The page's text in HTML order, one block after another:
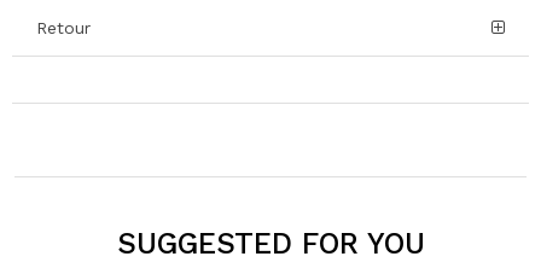
Retour
SUGGESTED FOR YOU